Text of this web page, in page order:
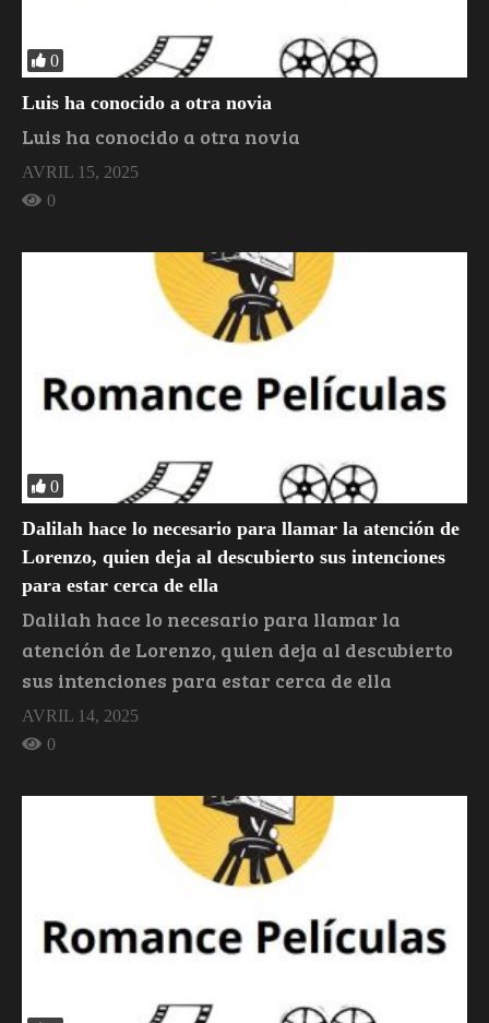
0
Luis ha conocido a otra novia
Luis ha conocido a otra novia
AVRIL 15, 2025
0
0
Dalilah hace lo necesario para llamar la atención de
Lorenzo, quien deja al descubierto sus intenciones
para estar cerca de ella
Dalilah hace lo necesario para llamar la
atención de Lorenzo, quien deja al descubierto
sus intenciones para estar cerca de ella
AVRIL 14, 2025
0